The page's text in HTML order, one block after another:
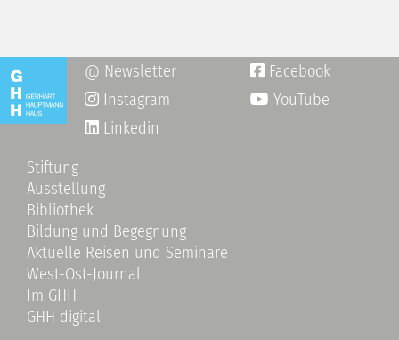
@ Newsletter  Facebook
Instagram
YouTube
Linkedin
Stiftung
Ausstellung
Bibliothek
Bildung und Begegnung
Aktuelle Reisen und Seminare
West-Ost-Journal
Im GHH
GHH digital